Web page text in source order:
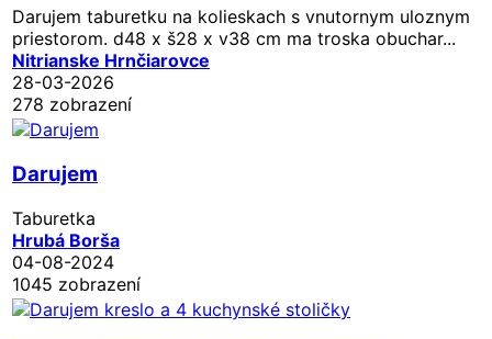
Darujem taburetku na kolieskach s vnutornym uloznym
priestorom. d48 x š28 x v38 cm ma troska obuchar...
Nitrianske Hrnčiarovce
28-03-2026
278 zobrazení
Darujem
Taburetka
Hrubá Borša
04-08-2024
1045 zobrazení